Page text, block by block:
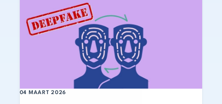
04 MAART 2026